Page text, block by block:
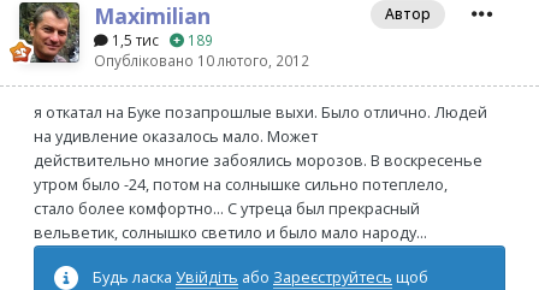
Maximilian
1,5 тис
189
Опубліковано 10 лютого, 2012
Автор
я откатал на Буке позапрошлые выхи. Было отлично. Людей
на удивление оказалось мало. Может
действительно многие забоялись морозов. В воскресенье
утром было -24, потом на солнышке сильно потеплело,
стало более комфортно... С утреца был прекрасный
вельветик, солнышко светило и было мало народу...
Будь ласка Увійдіть або Зареєструйтесь щоб